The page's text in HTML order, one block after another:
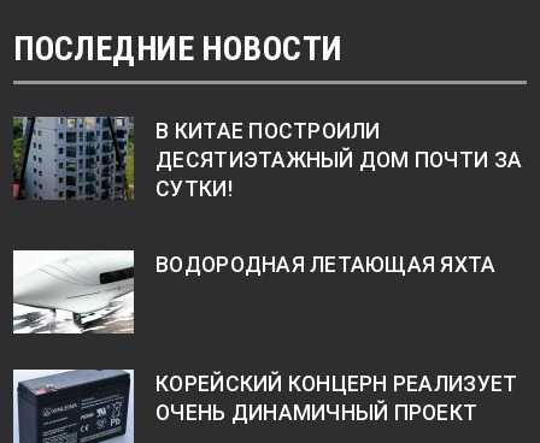
ПОСЛЕДНИЕ НОВОСТИ
В КИТАЕ ПОСТРОИЛИ
ДЕСЯТИЭТАЖНЫЙ ДОМ ПОЧТИ ЗА
СУТКИ!
ВОДОРОДНАЯ ЛЕТАЮЩАЯ ЯХТА
КОРЕЙСКИЙ КОНЦЕРН РЕАЛИЗУЕТ
ОЧЕНЬ ДИНАМИЧНЫЙ ПРОЕКТ